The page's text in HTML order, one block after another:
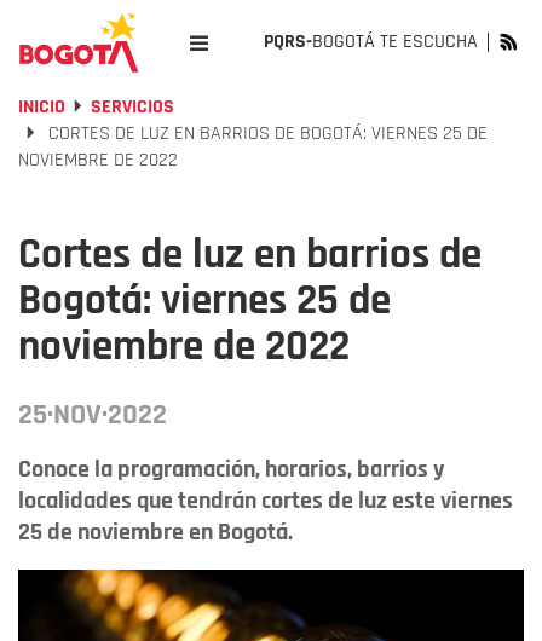
PQRS-BOGOTÁ TE ESCUCHA
INICIO
SERVICIOS
CORTES DE LUZ EN BARRIOS DE BOGOTÁ: VIERNES 25 DE
NOVIEMBRE DE 2022
Cortes de luz en barrios de
Bogotá: viernes 25 de
noviembre de 2022
25·NOV·2022
Conoce la programación, horarios, barrios y
localidades que tendrán cortes de luz este viernes
25 de noviembre en Bogotá.